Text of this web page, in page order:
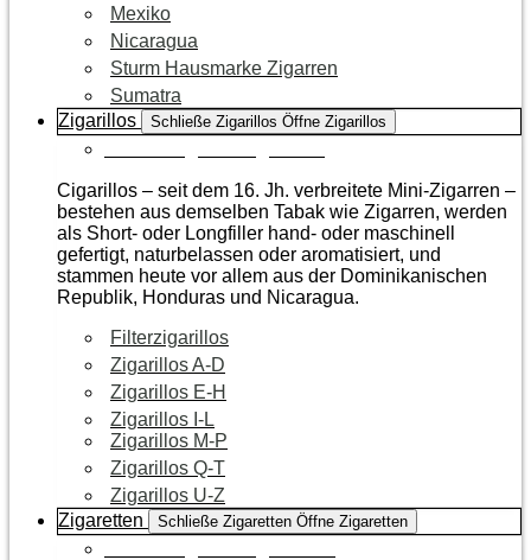
Mexiko
Nicaragua
Sturm Hausmarke Zigarren
Sumatra
Zigarillos
Schließe Zigarillos Öffne Zigarillos
Cigarillos – seit dem 16. Jh. verbreitete Mini-Zigarren –
bestehen aus demselben Tabak wie Zigarren, werden
als Short- oder Longfiller hand- oder maschinell
gefertigt, naturbelassen oder aromatisiert, und
stammen heute vor allem aus der Dominikanischen
Republik, Honduras und Nicaragua.
Filterzigarillos
Zigarillos A-D
Zigarillos E-H
Zigarillos I-L
Zigarillos M-P
Zigarillos Q-T
Zigarillos U-Z
Zigaretten
Schließe Zigaretten Öffne Zigaretten